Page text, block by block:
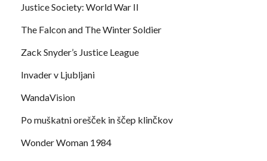
Justice Society: World War II
The Falcon and The Winter Soldier
Zack Snyder’s Justice League
Invader v Ljubljani
WandaVision
Po muškatni orešček in ščep klinčkov
Wonder Woman 1984